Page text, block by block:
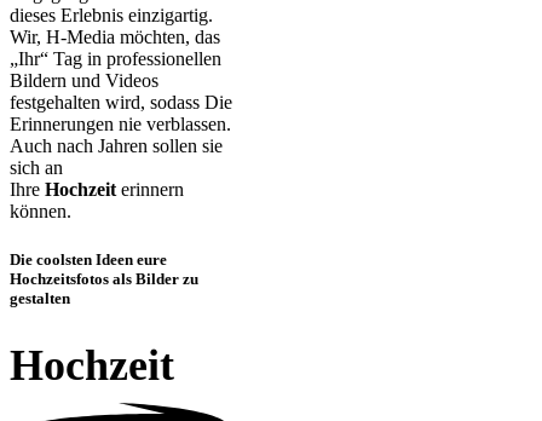
dieses Erlebnis einzigartig.
Wir, H-Media möchten, das
„Ihr“ Tag in professionellen
Bildern und Videos
festgehalten wird, sodass Die
Erinnerungen nie verblassen.
Auch nach Jahren sollen sie
sich an
Ihre Hochzeiterinnern
können.
Die coolsten Ideen eure
Hochzeitsfotos als Bilder zu
gestalten
Hochzeit